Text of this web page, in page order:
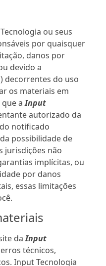
Tecnologia ou seus
​​por quaisquer
danos por
devido a
decorrentes do uso
os materiais em
que aInput
autorizado da
notificado
possibilidade de
jurisdições não
implícitas, ou
por danos
essas limitações
daInput
técnicos,
Input Tecnologia